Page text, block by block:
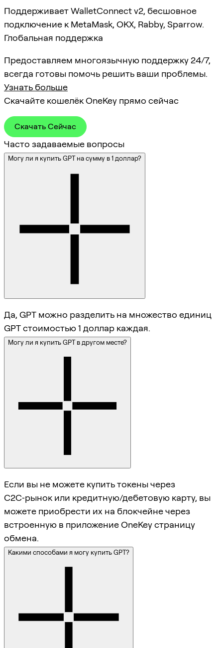
Поддерживает WalletConnect v2, бесшовное
подключение к MetaMask, OKX, Rabby, Sparrow.
Глобальная поддержка
Предоставляем многоязычную поддержку 24/7,
всегда готовы помочь решить ваши проблемы.
Узнать больше
Скачайте кошелёк OneKey прямо сейчас
Скачать Сейчас
Часто задаваемые вопросы
Могу ли я купить GPT на сумму в 1 доллар?
Да, GPT можно разделить на множество единиц
GPT стоимостью 1 доллар каждая.
Могу ли я купить GPT в другом месте?
Если вы не можете купить токены через
C2C‑рынок или кредитную/дебетовую карту, вы
можете приобрести их на блокчейне через
встроенную в приложение OneKey страницу
обмена.
Какими способами я могу купить GPT?